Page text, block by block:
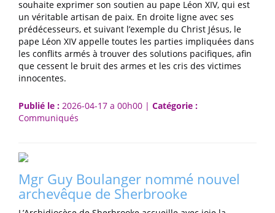
souhaite exprimer son soutien au pape Léon XIV, qui est
un véritable artisan de paix. En droite ligne avec ses
prédécesseurs, et suivant l’exemple du Christ Jésus, le
pape Léon XIV appelle toutes les parties impliquées dans
les conflits armés à trouver des solutions pacifiques, afin
que cessent le bruit des armes et les cris des victimes
innocentes.
Publié le : 2026-04-17 a 00h00 | Catégorie :
Communiqués
Mgr Guy Boulanger nommé nouvel
archevêque de Sherbrooke